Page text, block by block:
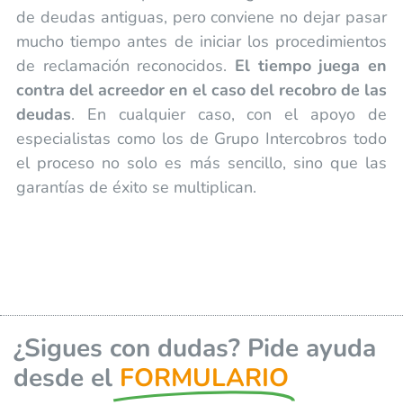
de deudas antiguas, pero conviene no dejar pasar
mucho tiempo antes de iniciar los procedimientos
de reclamación reconocidos. El tiempo juega en
contra del acreedor en el caso del recobro de las
deudas. En cualquier caso, con el apoyo de
especialistas como los de Grupo Intercobros todo
el proceso no solo es más sencillo, sino que las
garantías de éxito se multiplican.
¿Sigues con dudas? Pide ayuda
desde el FORMULARIO